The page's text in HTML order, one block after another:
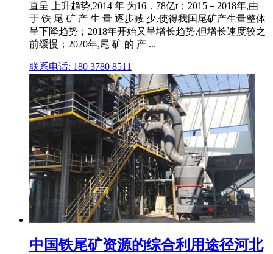
直呈 上升趋势,2014 年 为16．78亿t；2015－2018年,由
于 铁 尾 矿 产 生 量 逐步减 少,使得我国尾矿产生量整体
呈下降趋势；2018年开始又呈增长趋势,但增长速度较之
前缓慢；2020年,尾 矿 的 产 ...
联系电话: 180 3780 8511
中国铁尾矿资源的综合利用途径河北